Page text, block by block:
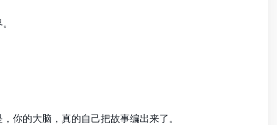
你的大脑，真的自己把故事编出来了。